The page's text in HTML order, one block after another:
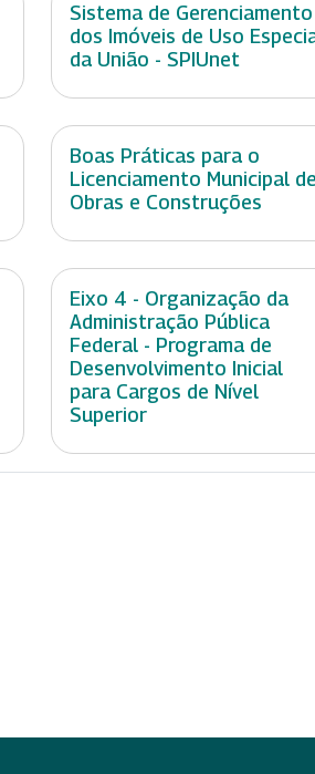
Sistema de Gerenciamento
dos Imóveis de Uso
da União - SPIUnet
Boas Práticas para o
Licenciamento Municipal de
Obras e Construções
Eixo 4 - Organização da
Administração Pública
Federal - Programa de
Desenvolvimento Inicial
para Cargos de Nível
Superior